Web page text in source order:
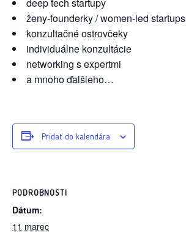
ženy-founderky / women-led startups
konzultačné ostrovčeky
individuálne konzultácie
networking s expertmi
a mnoho ďalšieho…
Pridať do kalendára
PODROBNOSTI
Dátum:
11 marec